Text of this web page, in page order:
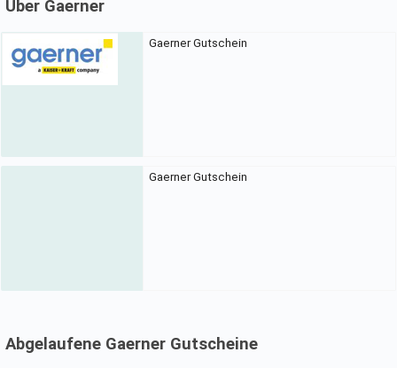
Über Gaerner
Gaerner Gutschein
Gaerner Gutschein
Abgelaufene Gaerner Gutscheine